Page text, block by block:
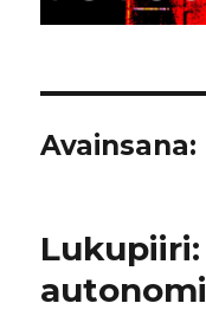
Avainsana: